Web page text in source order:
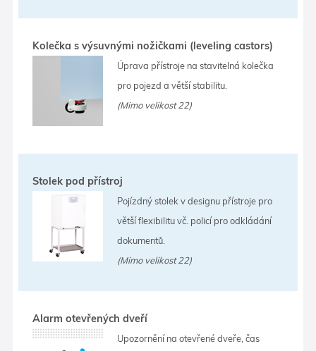
Kolečka s výsuvnými nožičkami (leveling castors)
Úprava přístroje na stavitelná kolečka
pro pojezd a větší stabilitu.
(Mimo velikost 22)
Stolek pod přístroj
Pojízdný stolek v designu přístroje pro
větší flexibilitu vč. policí pro odkládání
dokumentů.
(Mimo velikost 22)
Alarm otevřených dveří
Upozornění na otevřené dveře, čas